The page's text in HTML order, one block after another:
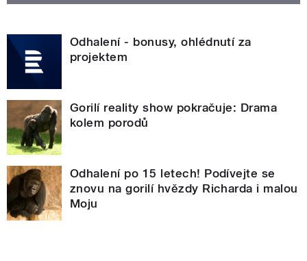
Odhalení - bonusy, ohlédnutí za
projektem
Gorilí reality show pokračuje: Drama
kolem porodů
Odhalení po 15 letech! Podívejte se
znovu na gorilí hvězdy Richarda i malou
Moju